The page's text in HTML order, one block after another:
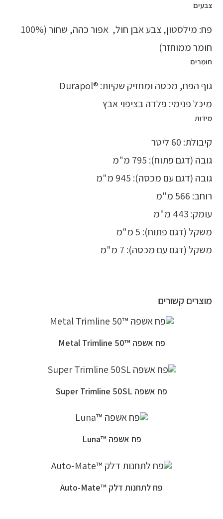
צבעים
פח: מילסטון, צבע אבן חול, אפור כהה, שחור (100%
חומר ממוחזר)
חומרים
גוף הפח, מכסה ומחזיק שקיות: ®Durapol
מיכל פנימי: פלדה בציפוי אבץ
מידות
קיבולת: 60 ליטר
גובה (דגם פתוח): 795 מ"מ
גובה (דגם עם מכסה): 945 מ"מ
רוחב: 566 מ"מ
עומק: 443 מ"מ
משקל (דגם פתוח): 5 מ"מ
משקל (דגם עם מכסה): 7 מ"מ
מוצרים קשורים
פח אשפה ™Metal Trimline 50
פח אשפה Super Trimline 50SL
פח אשפה ™Luna
פח לתחנות דלק ™Auto-Mate